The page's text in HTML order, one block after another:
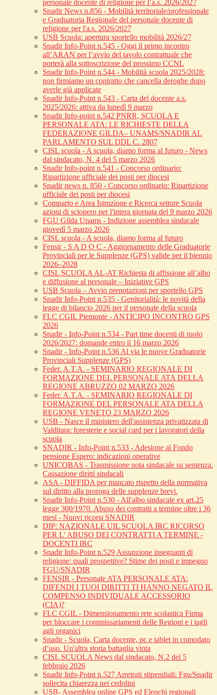
personale docente di religione per l’a.s. 2026/2027
Snadir News n.856 - Mobilità territoriale/professionale
e Graduatoria Regionale del personale docente di
religione per l'a.s. 2026/2027
USB Scuola: apertura sportello mobilità 2026/27
Snadir Info-Point n.545 - Oggi il primo incontro
all’ARAN per l’avvio del tavolo contrattuale che
porterà alla sottoscrizione del prossimo CCNL
Snadir Info-Point n.544 - Mobilità scuola 2025/2028:
non firmiamo un contratto che cancella deroghe dopo
averle già applicate
Snadir Info-Point n.543 - Carta del docente a.s.
2025/2026: attiva da lunedì 9 marzo
Snadir Info-point n.542 PNRR, SCUOLA E
PERSONALE ATA: LE RICHIESTE DELLA
FEDERAZIONE GILDA– UNAMS/SNADIR AL
PARLAMENTO SUL DDL C. 2807
CISL scuola - A scuola, diamo forma al futuro - News
dal sindacato, N. 4 del 5 marzo 2026
Snadir Info-point n.541 - Concorso ordinario:
Ripartizione ufficiale dei posti per diocesi
Snadir news n. 850 - Concorso ordinario: Ripartizione
ufficiale dei posti per diocesi
Comparto e Area Istruzione e Ricerca settore Scuola
azioni di sciopero per l'intera giornata del 9 marzo 2026
FGU Gilda Unams - Indizione assemblea sindacale
giovedì 5 marzo 2026
CISL scuola - A scuola, diamo forma al futuro
Fensir - S A D O C - Aggiornamento delle Graduatorie
Provinciali per le Supplenze (GPS) valide per il biennio
2026–2028
CISL SCUOLA AL-AT Richiesta di affissione all’albo
e diffusione al personale – Iniziative GPS
USB Scuola – Avvio prenotazioni per sportello GPS
Snadir Info-Point n.535 - Genitorialità: le novità della
legge di bilancio 2026 per il personale della scuola
FLC CGIL Piemonte - ANTICIPO INCONTRO GPS
2026
Snadir - Info-Point n.534 - Part time docenti di ruolo
2026/2027: domande entro il 16 marzo 2026
Snadir - Info-Point n.536 Al via le nuove Graduatorie
Provinciali Supplenze (GPS)
Feder. A.T.A. - SEMINARIO REGIONALE DI
FORMAZIONE DEL PERSONALE ATA DELLA
REGIONE ABRUZZO 02 MARZO 2026
Feder. A.T.A. - SEMINARIO REGIONALE DI
FORMAZIONE DEL PERSONALE ATA DELLA
REGIONE VENETO 23 MARZO 2026
USB - Nasce il ministero dell'assistenza privatizzata di
Valditara: foresterie e social card per i lavoratori della
scuola
SNADIR - Info-Point n.533 - Adesione al Fondo
pensione Espero: indicazioni operative
UNICOBAS - Trasmissione nota sindacale su sentenza.
Cassazione diritti sindacali
ASA - DIFFIDA per mancato rispetto della normativa
sul diritto alla proroga delle supplenze brevi.
Snadir Info-Point n.530 - All'albo sindacale ex art.25
legge 300/1970. Abuso dei contratti a termine oltre i 36
mesi - Nuovi ricorsi SNADIR
DIP: NAZIONALE UIL SCUOLA IRC RICORSO
PER L' ABUSO DEI CONTRATTI A TERMINE -
DOCENTI IRC
Snadir Info-Point n.529 Assunzione insegnanti di
religione: quali prospettive? Stime dei posti e impegno
FGU/SNADIR
FENSIR - Personale ATA PERSONALE ATA:
DIFENDI I TUOI DIRITTI TI HANNO NEGATO IL
COMPENSO INDIVIDUALE ACCESSORIO
(CIA)?
FLC CGIL - Dimensionamento rete scolastica Firma
per bloccare i commissariamenti delle Regioni e i tagli
agli organici
Snadir - Scuola, Carta docente, pc e tablet in comodato
d’uso. Un'altra storia battaglia vinta
CISL SCUOLA News dal sindacato, N.2 del 5
febbraio 2026
Snadir Info-Point n.527 Arretrati stipendiali: Fgu/Snadir
sollecita chiarezza nei cedolini
USB- Assemblea online GPS ed Elenchi regionali